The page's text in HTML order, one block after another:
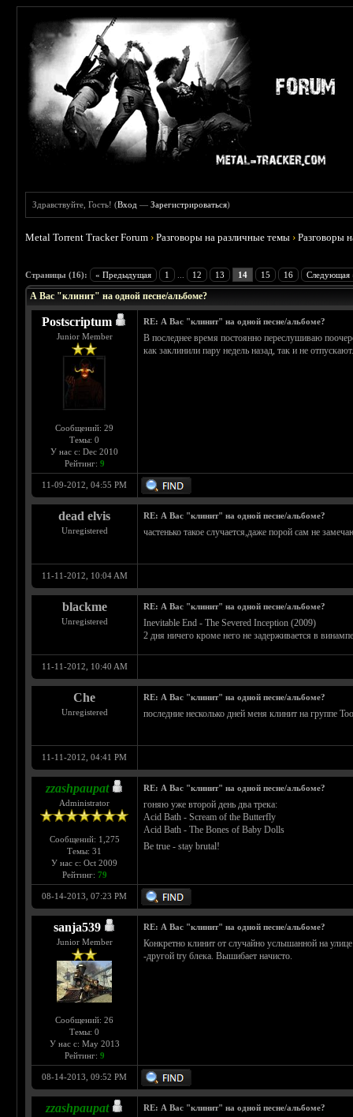
Здравствуйте, Гость! (Вход —Зарегистрироваться)
Metal Torrent Tracker Forum ›Разговоры на различные темы ›Разговоры
Страницы (16): « Предыдущая 1 12 13 14 15 16 Следующая
А Вас "клинит" на одной песне/альбоме?
Postscriptum
Junior Member
Сообщений: 29
Темы: 0
У нас с: Dec 2010
Рейтинг: 9
RE: А Вас "клинит" на одной песне/альбоме?
В последнее время постоянно переслушиваю
как заклинили пару недель назад, так и не
11-09-2012, 04:55 PM
dead elvis
Unregistered
RE: А Вас "клинит" на одной песне/альбоме?
частенько такое случается,даже порой сам не
11-11-2012, 10:04 AM
blackme
Unregistered
RE: А Вас "клинит" на одной песне/альбоме?
Inevitable End - The Severed Inception (2009)
2 дня ничего кроме него не задерживается в
11-11-2012, 10:40 AM
Che
Unregistered
RE: А Вас "клинит" на одной песне/альбоме?
последние несколько дней меня клинит на группе
11-11-2012, 04:41 PM
zzashpaupat
Administrator
Сообщений: 1,275
Темы: 31
У нас с: Oct 2009
Рейтинг: 79
RE: А Вас "клинит" на одной песне/альбоме?
гоняю уже второй день два трека:
Acid Bath - Scream of the Butterfly
Acid Bath - The Bones of Baby Dolls
Be true - stay brutal!
08-14-2013, 07:23 PM
sanja539
Junior Member
Сообщений: 26
Темы: 0
У нас с: May 2013
Рейтинг: 9
RE: А Вас "клинит" на одной песне/альбоме?
Конкретно клинит от случайно услышанной на
-другой try блека. Вышибает начисто.
08-14-2013, 09:52 PM
zzashpaupat RE: А Вас "клинит" на одной песне/альбоме?